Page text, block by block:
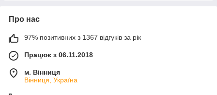
Про нас
97% позитивних з 1367 відгуків за рік
Працює з 06.11.2018
м. Вінниця
Вінниця, Україна